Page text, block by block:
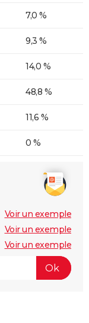
7,0 %
9,3 %
14,0 %
48,8 %
11,6 %
0 %
Voir un exemple
Voir un exemple
Voir un exemple